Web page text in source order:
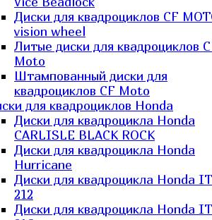
Диски для квадроциклов CF
vision wheel
Литые диски для квадроциклов
Moto
Штампованный диски для
квадроциклов CF Moto
для квадроциклов Honda
Диски для квадроцикла Honda
CARLISLE BLACK ROCK
Диски для квадроцикла Honda
Hurricane
Диски для квадроцикла Honda
212
Диски для квадроцикла Honda